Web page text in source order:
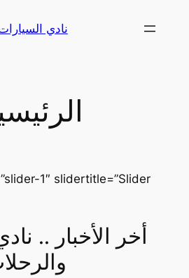
نادي
1″ slidertitle=”Slider
أخر الأخبار ..